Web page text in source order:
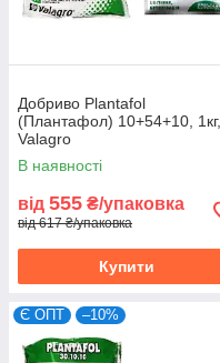
Добриво Plantafol
(Плантафол) 10+54+10, 1кг,
Valagro
В наявності
від 555 ₴/упаковка
від 617 ₴/упаковка
Купити
Є ОПТ –10%